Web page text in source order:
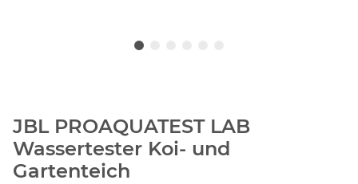
JBL PROAQUATEST LAB
Wassertester Koi- und
Gartenteich